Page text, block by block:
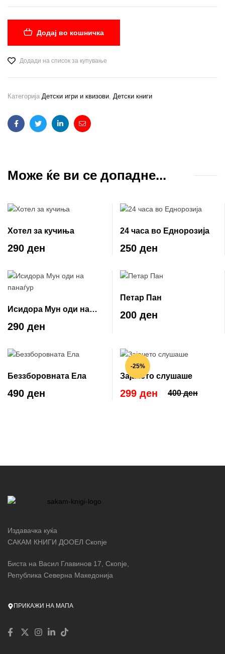
Додај во кошничка
Додади на список за купување
Категорија Детски игри и квизови, Детски книги
FacebookTwitterLinkedinEmail
Може ќе ви се допадне...
Хотел за кучиња
290 ден
24 часа во Еднорозија
250 ден
Исидора Мун оди на
панаѓур
290 ден
Петар Пан
200 ден
Беззборовната Ела
490 ден
-25%
Зајачето слушаше
400 ден
299 ден
Издавачка куќа
САКАМ КНИГИ ДООЕЛ Скопје
Биста на Васил Главинов 17, Скопје,
Република Северна Македонија
ПРИКАЖИ НА МАПА